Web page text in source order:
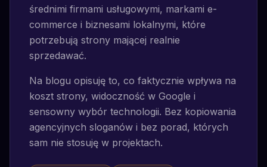
średnimi firmami usługowymi, markami e-
commerce i biznesami lokalnymi, które
potrzebują strony mającej realnie
sprzedawać.
Na blogu opisuję to, co faktycznie wpływa na
koszt strony, widoczność w Google i
sensowny wybór technologii. Bez kopiowania
agencyjnych sloganów i bez porad, których
sam nie stosuję w projektach.